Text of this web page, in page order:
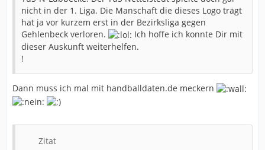
nicht in der 1. Liga. Die Manschaft die dieses Logo trägt
hat ja vor kurzem erst in der Bezirksliga gegen
Gehlenbeck verloren.
Ich hoffe ich konnte Dir mit
dieser Auskunft weiterhelfen.
!
Dann muss ich mal mit handballdaten.de meckern
Zitat